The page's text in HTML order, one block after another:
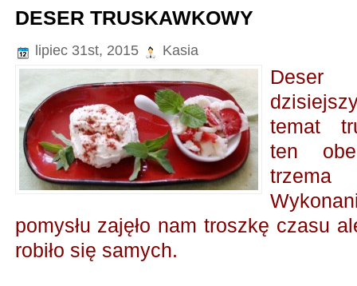
DESER TRUSKAWKOWY
lipiec 31st, 2015 Kasia
Deser
temat
ten
pomysłu zajęło nam troszkę czasu
robiło się samych.